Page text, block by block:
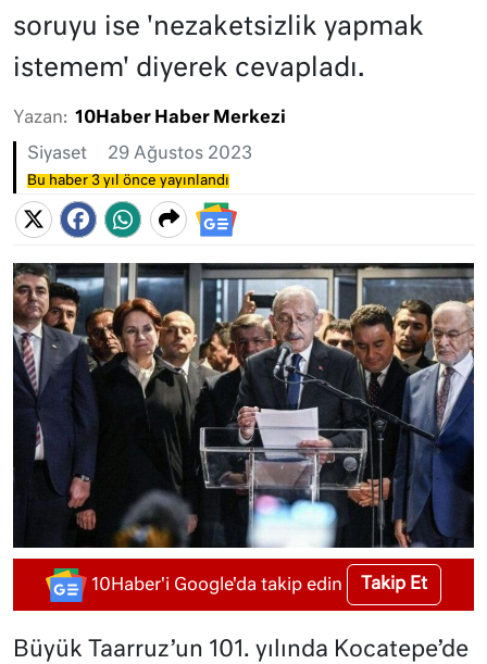
soruyu ise 'nezaketsizlik yapmak
istemem' diyerek cevapladı.
Yazan: 10Haber Haber Merkezi
Siyaset 29 Ağustos 2023
Bu haber 3 yıl önce yayınlandı
10Haber'i Google'da takip edin Takip Et
Büyük Taarruz’un 101. yılında Kocatepe’de